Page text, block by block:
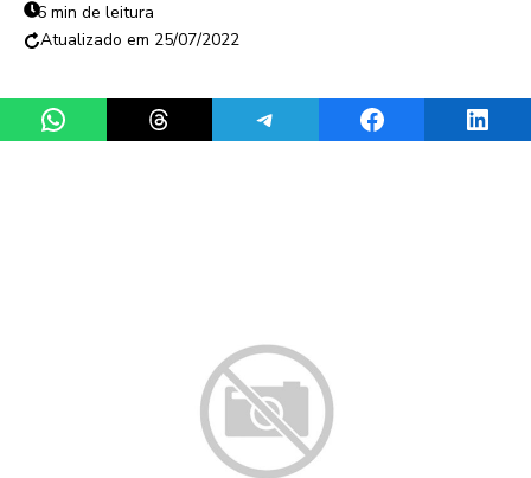
6 min de leitura
25/07/2022
Share on WhatsAppShare on ThreadsShare on TelegramShare on Facebook